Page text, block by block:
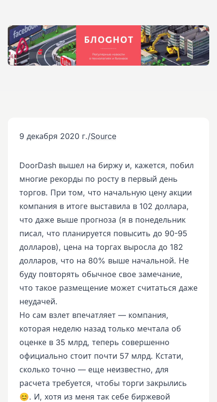
9 декабря 2020 г./Source
DoorDash вышел на биржу и, кажется, побил
многие рекорды по росту в первый день
торгов. При том, что начальную цену акции
компания в итоге выставила в 102 доллара,
что даже выше прогноза (я в понедельник
писал, что планируется повысить до 90-95
долларов), цена на торгах выросла до 182
долларов, что на 80% выше начальной. Не
буду повторять обычное свое замечание,
что такое размещение может считаться даже
неудачей.
Но сам взлет впечатляет — компания,
которая неделю назад только мечтала об
оценке в 35 млрд, теперь совершенно
официально стоит почти 57 млрд. Кстати,
сколько точно — еще неизвестно, для
расчета требуется, чтобы торги закрылись
😊. И, хотя из меня так себе биржевой